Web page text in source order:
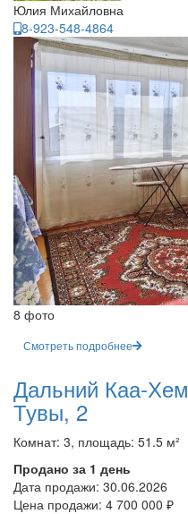
Юлия Михайловна
8-923-548-4864
8 фото
Смотреть подробнее
Дальний Каа-
Тувы, 2
Комнат: 3, площадь: 51.5 м²
Продано за 1 день
Дата продажи: 30.06.2026
Цена продажи: 4 700 000 ₽